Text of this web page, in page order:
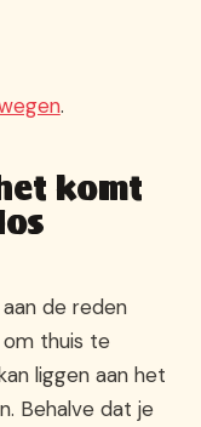
.
komt
aan de reden
thuis te
liggen aan het
Behalve dat je